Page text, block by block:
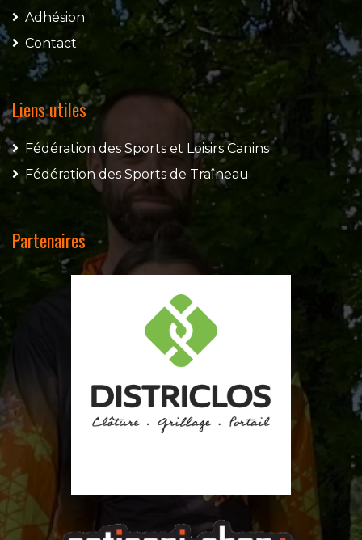
Adhésion
Contact
Liens utiles
Fédération des Sports et Loisirs Canins
Fédération des Sports de Traîneau
Partenaires